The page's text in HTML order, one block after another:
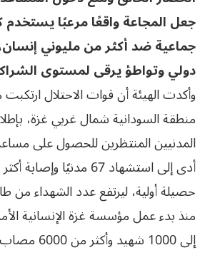
جعل المجاعة واقعًا مرعبًا يستخدم
جماعية ضد أكثر من مليوني
دولي وتواطؤ يرقى لمستوى
وأكدت الهيئة أن قوات الاحتلال
منطقة السودانية شمال غربي غزة،
المدنيين المنتظرين للحصول على
حصيلة أولية، ليرتفع عدد الشهداء من
منذ بدء عمل مؤسسة غزة الإنسانية
إلى 1000